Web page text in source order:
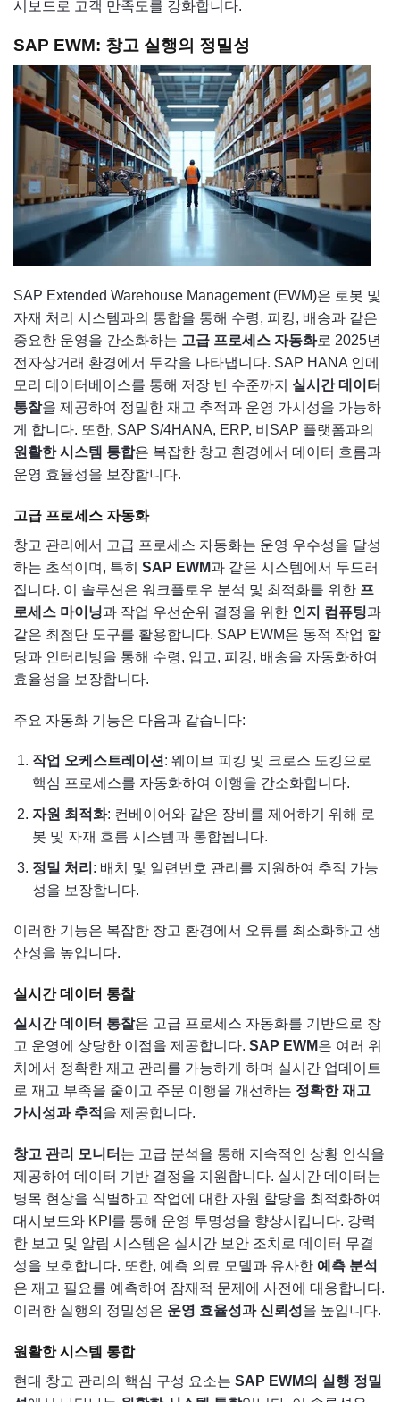
시보드로 고객 만족도를 강화합니다.
SAP EWM: 창고 실행의 정밀성
SAP Extended Warehouse Management (EWM)은 로봇 및
자재 처리 시스템과의 통합을 통해 수령, 피킹, 배송과 같은
중요한 운영을 간소화하는 고급 프로세스 자동화로 2025년
전자상거래 환경에서 두각을 나타냅니다. SAP HANA 인메
모리 데이터베이스를 통해 저장 빈 수준까지 실시간 데이터
통찰을 제공하여 정밀한 재고 추적과 운영 가시성을 가능하
게 합니다. 또한, SAP S/4HANA, ERP, 비SAP 플랫폼과의
원활한 시스템 통합은 복잡한 창고 환경에서 데이터 흐름과
운영 효율성을 보장합니다.
고급 프로세스 자동화
창고 관리에서 고급 프로세스 자동화는 운영 우수성을 달성
하는 초석이며, 특히 SAP EWM과 같은 시스템에서 두드러
집니다. 이 솔루션은 워크플로우 분석 및 최적화를 위한 프
로세스 마이닝과 작업 우선순위 결정을 위한 인지 컴퓨팅과
같은 최첨단 도구를 활용합니다. SAP EWM은 동적 작업 할
당과 인터리빙을 통해 수령, 입고, 피킹, 배송을 자동화하여
효율성을 보장합니다.
주요 자동화 기능은 다음과 같습니다:
작업 오케스트레이션 : 웨이브 피킹 및 크로스 도킹으로
핵심 프로세스를 자동화하여 이행을 간소화합니다.
자원 최적화: 컨베이어와 같은 장비를 제어하기 위해 로
봇 및 자재 흐름 시스템과 통합됩니다.
정밀 처리 : 배치 및 일련번호 관리를 지원하여 추적 가능
성을 보장합니다.
이러한 기능은 복잡한 창고 환경에서 오류를 최소화하고 생
산성을 높입니다.
실시간 데이터 통찰
실시간 데이터 통찰은 고급 프로세스 자동화를 기반으로 창
고 운영에 상당한 이점을 제공합니다. SAP EWM은 여러 위
치에서 정확한 재고 관리를 가능하게 하며 실시간 업데이트
로 재고 부족을 줄이고 주문 이행을 개선하는 정확한 재고
가시성과 추적 을 제공합니다.
창고 관리 모니터 는 고급 분석을 통해 지속적인 상황 인식을
제공하여 데이터 기반 결정을 지원합니다. 실시간 데이터는
병목 현상을 식별하고 작업에 대한 자원 할당을 최적화하여
대시보드와 KPI를 통해 운영 투명성을 향상시킵니다. 강력
한 보고 및 알림 시스템은 실시간 보안 조치로 데이터 무결
성을 보호합니다. 또한, 예측 의료 모델과 유사한 예측 분석
은 재고 필요를 예측하여 잠재적 문제에 사전에 대응합니다.
이러한 실행의 정밀성은 운영 효율성과 신뢰성을 높입니다.
원활한 시스템 통합
현대 창고 관리의 핵심 구성 요소는 SAP EWM의 실행 정밀